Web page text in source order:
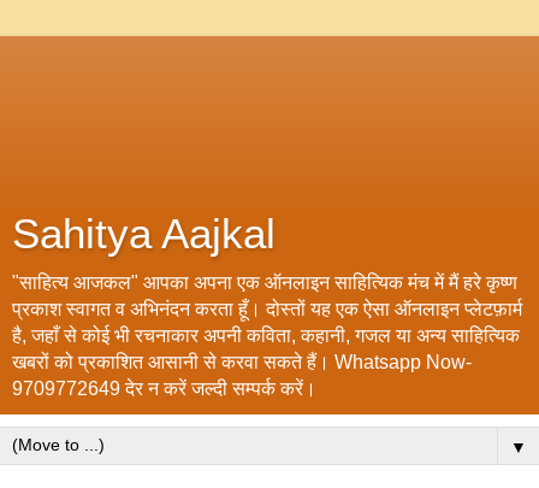
Sahitya Aajkal
"साहित्य आजकल" आपका अपना एक ऑनलाइन साहित्यिक मंच में मैं हरे कृष्ण
प्रकाश स्वागत व अभिनंदन करता हूँ। दोस्तों यह एक ऐसा ऑनलाइन प्लेटफ़ार्म
है, जहाँ से कोई भी रचनाकार अपनी कविता, कहानी, गजल या अन्य साहित्यिक
खबरों को प्रकाशित आसानी से करवा सकते हैं। Whatsapp Now-
9709772649 देर न करें जल्दी सम्पर्क करें।
▼